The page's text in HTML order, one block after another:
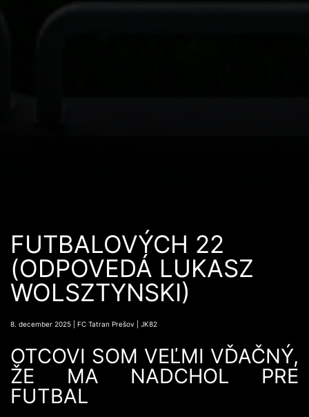
FUTBALOVÝCH 22
(ODPOVEDÁ LUKASZ
WOLSZTYNSKI)
8. december 2025 | FC Tatran Prešov | JK82
OTCOVI SOM VEĽMI VĎAČNÝ,
ŽE MA NADCHOL PRE
FUTBAL